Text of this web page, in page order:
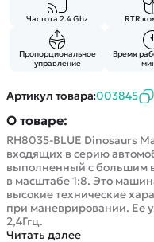
Частота 2.4 Ghz RTR
Пропорциональное
управление
Время
Артикул товара:003845
О товаре:
RH8035-BLUE Dinosaurs
входящих в серию
выполненный с большим
в масштабе 1:8. Это
высокие технические
при маневрировании. Ее
2,4Ггц.
Читать далее
Вертолеты
Катера
Роботы
Самолеты
Сборные модели
Детские
Спецтехника
Железные дороги
Конструкторы
Запчасти для
Статьи про
Обзор
Покупка в кредит
Контакты
Оплата и доставка
Отследить заказ
Оплата на сайте